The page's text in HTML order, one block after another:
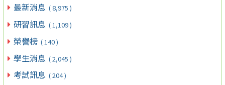
最新消息 ( 8,975 )
研習訊息 ( 1,109 )
榮譽榜 ( 140 )
學生消息 ( 2,045 )
考試訊息 ( 204 )